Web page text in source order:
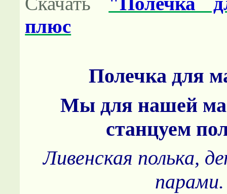
плюс
Полечка для
Мы для нашей
станцуем
Ливенская полька,
парами.